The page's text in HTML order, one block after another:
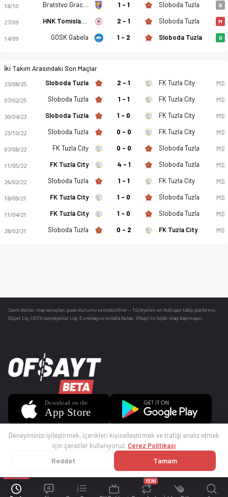
YENİ
18/10 Bratstvo Gracanica 1 - 1 Sloboda Tuzla B
27/09 HNK Tomislav Tomislavgrad 2 - 1 Sloboda Tuzla M
14/09 GOSK Gabela 1 - 2 Sloboda Tuzla G
İki Takım Arasındaki Son Maçlar
23/08/25 Sloboda Tuzla 2 - 1 FK Tuzla City MS
07/02/25 Sloboda Tuzla 1 - 1 FK Tuzla City MS
30/04/23 Sloboda Tuzla 1 - 0 FK Tuzla City MS
23/10/22 Sloboda Tuzla 0 - 0 FK Tuzla City MS
07/08/22 FK Tuzla City 0 - 0 Sloboda Tuzla MS
11/05/22 FK Tuzla City 4 - 1 Sloboda Tuzla MS
26/02/22 Sloboda Tuzla 1 - 1 FK Tuzla City MS
18/09/21 FK Tuzla City 1 - 0 Sloboda Tuzla MS
11/04/21 FK Tuzla City 1 - 0 Sloboda Tuzla MS
28/02/21 Sloboda Tuzla 0 - 2 FK Tuzla City MS
Canlı skorlar , maç sonuçları, puan durumu ve istatistikler — Türkiye’nin en hızlı spor takip platformu.
Süper Lig, UEFA Şampiyonlar Ligi, Euroleague ve daha fazlası. Ofsayt ile hiçbir maçı kaçırmayın.
© 2025 Ofsayt
Deneyiminizi iyileştirmek, içerikleri kişiselleştirmek ve trafiği analiz etmek
için çerezler kullanıyoruz. Çerez Politikası
Reddet Tamam